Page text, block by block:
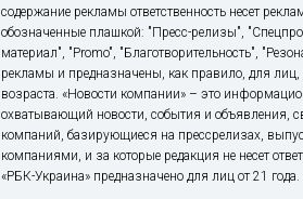
содержание рекламы ответственность несет
обозначенные плашкой: "Пресс-релизы",
материал", "Promo", "Благотворительность",
рекламы и предназначены, как правило, для лиц,
возраста. «Новости компании» – это
охватывающий новости, события и объявления,
компаний, базирующиеся на прессрелизах,
компаниями, и за которые редакция не несет
«РБК-Украина» предназначено для лиц от 21 года.